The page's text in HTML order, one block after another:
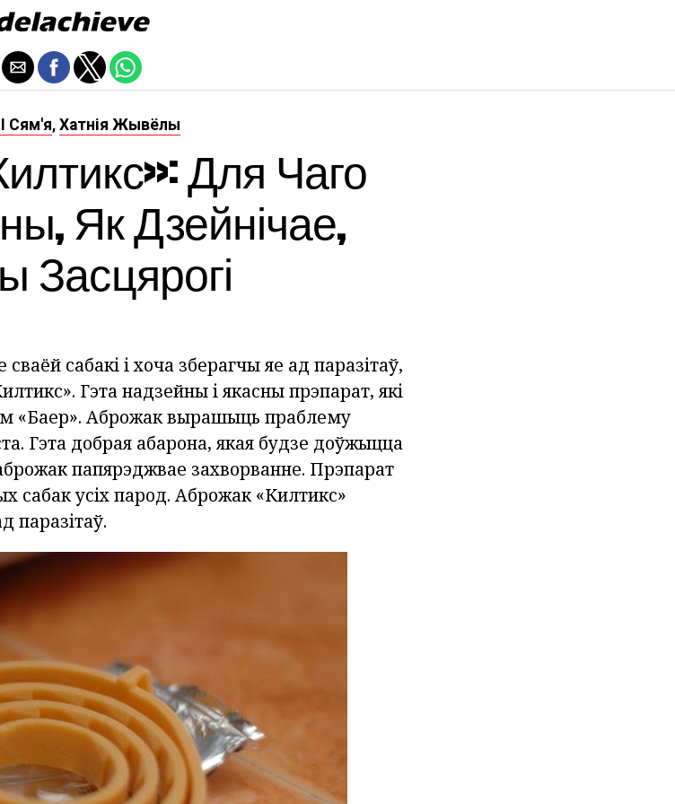
Сям'я, Хатнія Жывёлы
Для Чаго
Як Дзейнічае,
Засцярогі
сабакі і хоча зберагчы яе ад паразітаў,
Гэта надзейны і якасны прэпарат, які
«Баер». Аброжак вырашыць праблему
Гэта добрая абарона, якая будзе доўжыцца
папярэджвае захворванне. Прэпарат
сабак усіх парод. Аброжак «Килтикс»
паразітаў.